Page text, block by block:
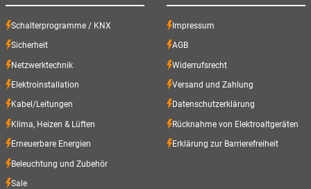
Schalterprogramme / KNX
Sicherheit
Netzwerktechnik
Elektroinstallation
Kabel/Leitungen
Klima, Heizen & Lüften
Erneuerbare Energien
Beleuchtung und Zubehör
Sale
Impressum
AGB
Widerrufsrecht
Versand und Zahlung
Datenschutzerklärung
Rücknahme von Elektroaltgeräten
Erklärung zur Barrierefreiheit